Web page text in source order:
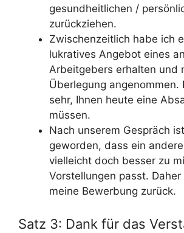
gesundheitlichen /
zurückziehen.
Zwischenzeitlich habe ich
lukratives Angebot eines
Arbeitgebers erhalten und
Überlegung angenommen.
sehr, Ihnen heute eine
müssen.
Nach unserem Gespräch
geworden, dass ein
vielleicht doch besser zu
Vorstellungen passt. Daher
meine Bewerbung zurück.
Satz 3: Dank für das